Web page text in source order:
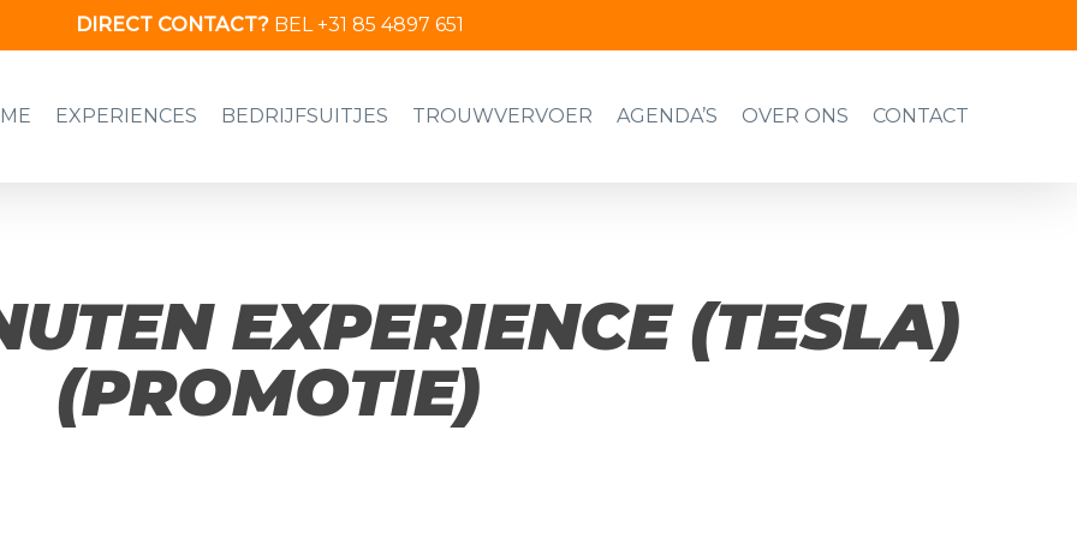
DIRECT CONTACT?BEL +31 85 4897 651
EXPERIENCES BEDRIJFSUITJES TROUWVERVOER AGENDA’S OVER ONS CONTACT
EXPERIENCE (TESLA)
(PROMOTIE)